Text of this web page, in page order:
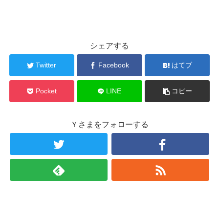
シェアする
Twitter Facebook はてブ
Pocket LINE コピー
Ｙさまをフォローする